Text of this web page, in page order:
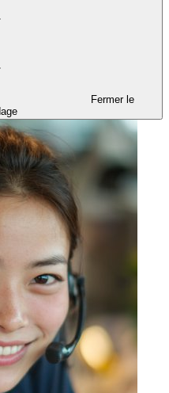
Fermer le